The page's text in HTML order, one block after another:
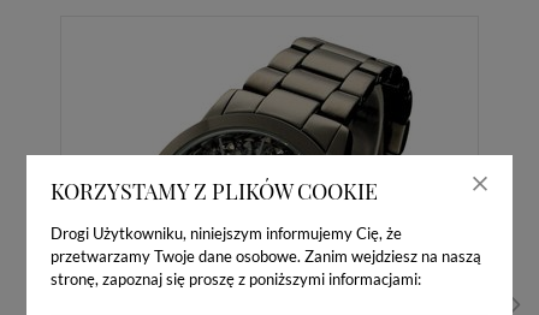
KORZYSTAMY Z PLIKÓW COOKIE
Drogi Użytkowniku, niniejszym informujemy Cię, że
przetwarzamy Twoje dane osobowe. Zanim wejdziesz na naszą
stronę, zapoznaj się proszę z poniższymi informacjami: